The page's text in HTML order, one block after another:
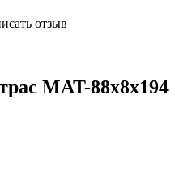
отзыв
MAT-88x8x194